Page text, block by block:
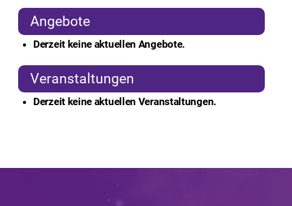
Angebote
Derzeit keine aktuellen Angebote.
Veranstaltungen
Derzeit keine aktuellen Veranstaltungen.